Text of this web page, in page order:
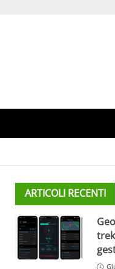
ARTICOLI RECENTI